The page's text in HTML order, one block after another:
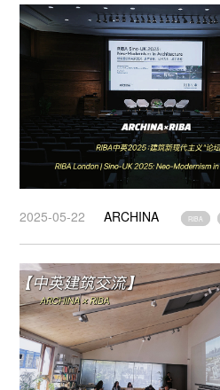
2025-05-22 ARCHINA RIBA